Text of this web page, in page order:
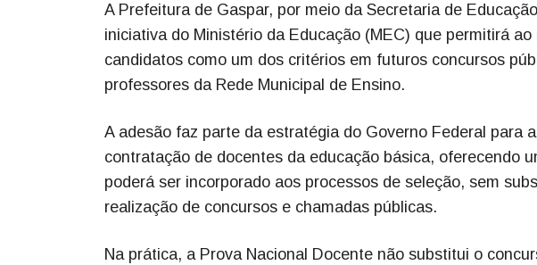
A Prefeitura de Gaspar, por meio da Secretaria de
iniciativa do Ministério da Educação (MEC) que permitirá
candidatos como um dos critérios em futuros concursos
professores da Rede Municipal de Ensino.
A adesão faz parte da estratégia do Governo Federal para
contratação de docentes da educação básica, oferecendo
poderá ser incorporado aos processos de seleção, sem
realização de concursos e chamadas públicas.
Na prática, a Prova Nacional Docente não substitui o